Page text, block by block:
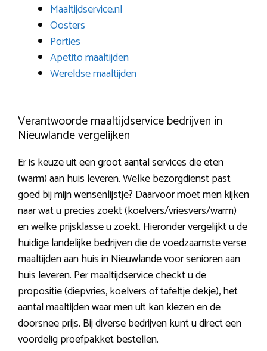
Maaltijdservice.nl
Oosters
Porties
Apetito maaltijden
Wereldse maaltijden
Verantwoorde maaltijdservice bedrijven in
Nieuwlande vergelijken
Er is keuze uit een groot aantal services die eten
(warm) aan huis leveren. Welke bezorgdienst past
goed bij mijn wensenlijstje? Daarvoor moet men kijken
naar wat u precies zoekt (koelvers/vriesvers/warm)
en welke prijsklasse u zoekt. Hieronder vergelijkt u de
huidige landelijke bedrijven die de voedzaamsteverse
maaltijden aan huis in Nieuwlandevoor senioren aan
huis leveren. Per maaltijdservice checkt u de
propositie (diepvries, koelvers of tafeltje dekje), het
aantal maaltijden waar men uit kan kiezen en de
doorsnee prijs. Bij diverse bedrijven kunt u direct een
voordelig proefpakket bestellen.